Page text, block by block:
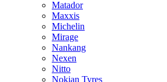
Matador
Maxxis
Michelin
Mirage
Nankang
Nexen
Nitto
Nokian Tyres